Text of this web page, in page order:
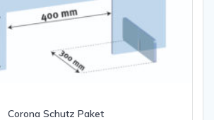
Corona Schutz Paket